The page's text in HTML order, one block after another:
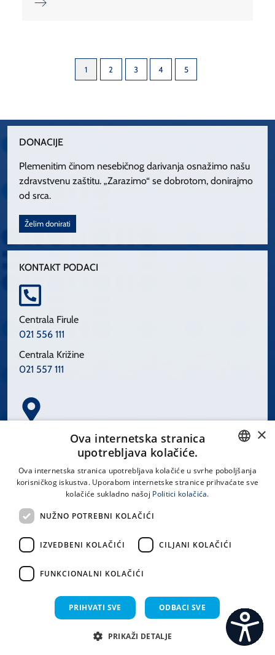
1 2 3 4 5
DONACIJE
Plemenitim činom nesebičnog darivanja osnažimo našu
zdravstvenu zaštitu. „Zarazimo“ se dobrotom, donirajmo
od srca.
Želim donirati
KONTAKT PODACI
Centrala Firule
021 556 111
Centrala Križine
021 557 111
Spinčićeva 1, 21000 Split
LINKOVI
Uvjeti korištenja
CROATIAN
×
Ova internetska stranica
upotrebljava kolačiće.
Ova internetska stranica upotrebljava kolačiće u svrhe poboljšanja
korisničkog iskustva. Uporabom internetske stranice prihvaćate sve
kolačiće sukladno našoj Politici kolačića.
NUŽNO POTREBNI KOLAČIĆI
IZVEDBENI KOLAČIĆI CILJANI KOLAČIĆI
FUNKCIONALNI KOLAČIĆI
PRIHVATI SVE ODBACI SVE
PRIKAŽI DETALJE